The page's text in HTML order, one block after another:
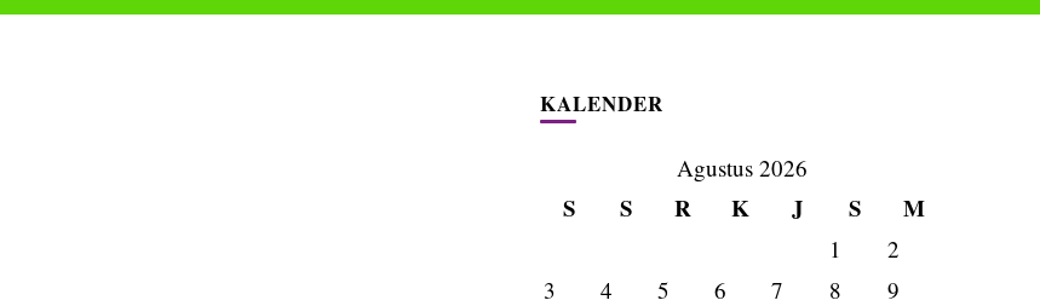
KALENDER
Agustus 2026
S S R K J S M
1
2
3
4 5 6 7 8
9